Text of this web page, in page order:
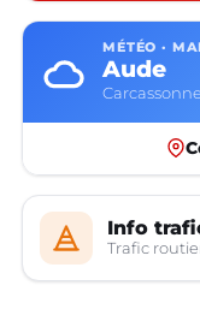
MÉTÉO ·
Aude
Info
Trafic